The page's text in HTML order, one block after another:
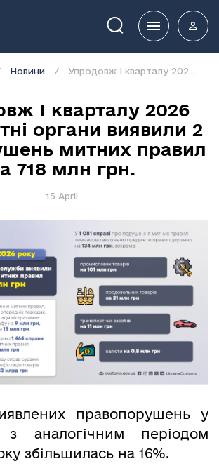
Пошук
Новини
І кварталу 2026
органи виявили 2
митних правил
718 млн грн.
15 April
правопорушень у
з аналогічним періодом
збільшилась на 16%.